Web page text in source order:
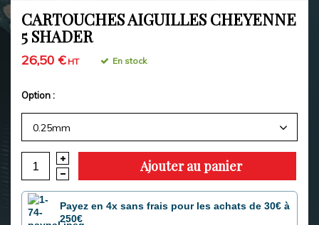
CARTOUCHES AIGUILLES CHEYENNE
5 SHADER
26,50 €HT En stock
Option :
0.25mm
Ajouter au panier
Payez en 4x sans frais pour les achats de 30€ à
250€